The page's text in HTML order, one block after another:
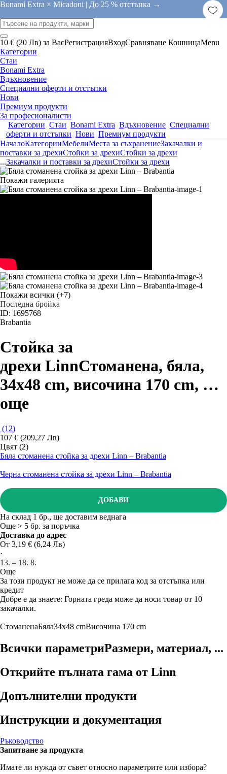
Bonami Extra × Micadoni | До 25 % отстъпка →
10 € (20 Лв) за ВасРегистрацияВходСравняване КошницаMenu
Категории
Стаи
Bonami Extra
Вдъхновение
Специални оферти и отстъпки
Нови
Премиум продукти
За професионалисти
Категории Стаи Bonami Extra Вдъхновение Специални
оферти и отстъпки Нови Премиум продукти
НачалоКатегорииМебелиМеста за съхранениеЗакачалки и
поставки за дрехиСтойки за дрехиСтойки за дрехи
...Закачалки и поставки за дрехиСтойки за дрехи
Покажи галерията
Покажи всички (+7)
Последна бройка
ID: 1695768
Brabantia
Стойка за
дрехи LinnСтоманена, бяла,
34x48 cm, височина 170 cm, …
още
(12)
107 € (209,27 Лв)
Цвят (2)
Бяла стоманена стойка за дрехи Linn – Brabantia
Черна стоманена стойка за дрехи Linn – Brabantia
ДОБАВИ
На склад 1 бр., ще доставим веднага
Още > 5 бр. за поръчка
Доставка до адрес
От 3,19 € (6,24 Лв)
·
13. – 18. 8.
Още
За този продукт не може да се прилага код за отстъпка или
кредит
Добре е да знаете: Горната греда може да носи товар от 10
закачалки.
СтоманенаБяла34x48 cmВисочина 170 cm
Всички параметриРазмери, материал, ...
Открийте пълната гама от Linn
Допълнителни продукти
Инструкции и документация
Ръководство
Запитване за продукта
Имате ли нужда от съвет относно параметрите или избора?